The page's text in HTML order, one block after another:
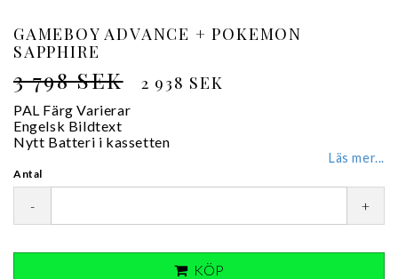
GAMEBOY ADVANCE + POKEMON
SAPPHIRE
3 798 SEK 2 938 SEK
PAL Färg Varierar
Engelsk Bildtext
Nytt Batteri i kassetten
Läs mer...
Antal
- +
KÖP